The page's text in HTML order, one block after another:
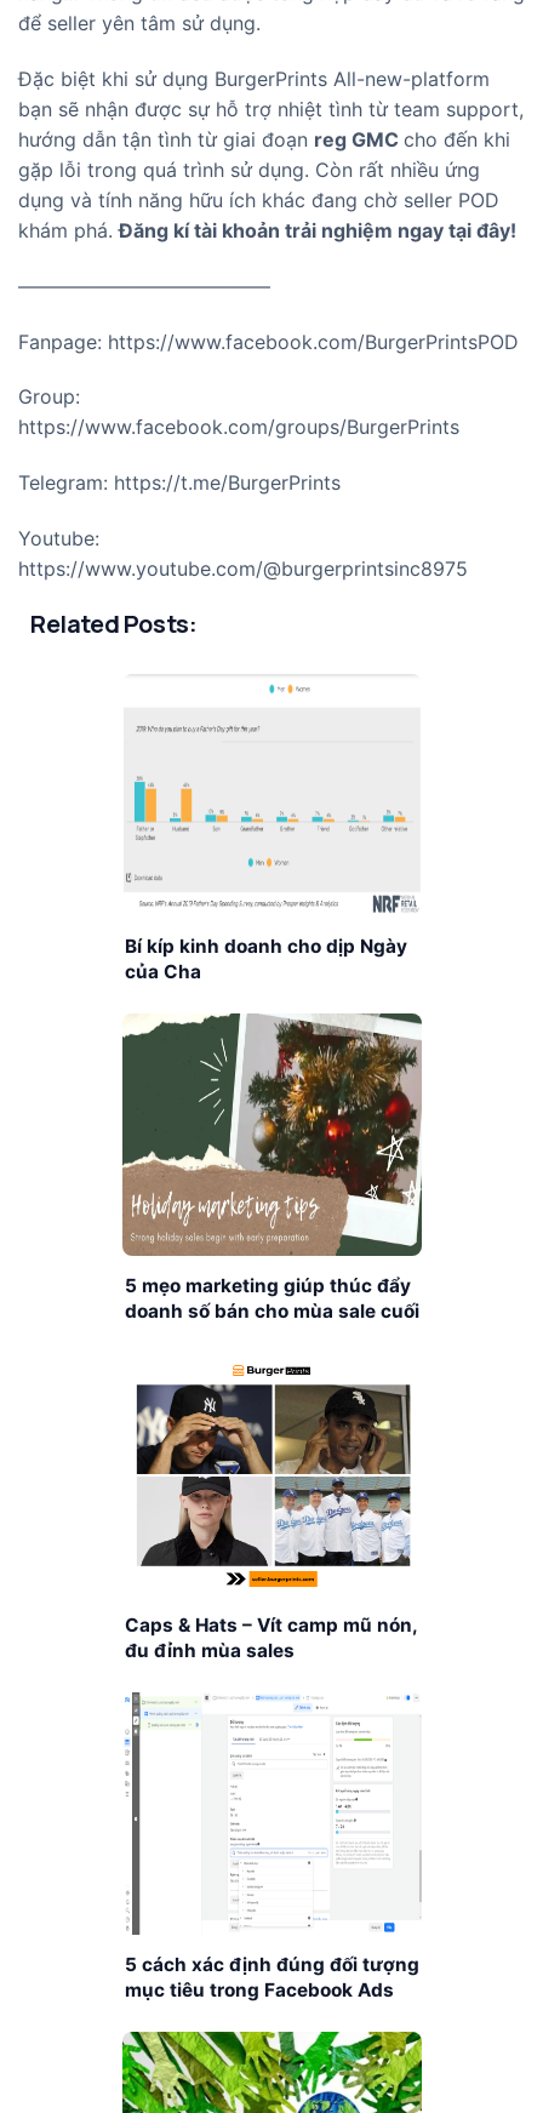
để seller yên tâm sử dụng.
Đặc biệt khi sử dụng BurgerPrints All-new-platform
bạn sẽ nhận được sự hỗ trợ nhiệt tình từ team support,
hướng dẫn tận tình từ giai đoạn reg GMC cho đến khi
gặp lỗi trong quá trình sử dụng. Còn rất nhiều ứng
dụng và tính năng hữu ích khác đang chờ seller POD
khám phá.Đăng kí tài khoản trải nghiệm ngay tại đây!
—————————————
Fanpage: https://www.facebook.com/BurgerPrintsPOD
Group:
https://www.facebook.com/groups/BurgerPrints
Telegram: https://t.me/BurgerPrints
Youtube:
https://www.youtube.com/@burgerprintsinc8975
Related Posts:
Bí kíp kinh doanh cho dịp Ngày
của Cha
5 mẹo marketing giúp thúc đẩy
doanh số bán cho mùa sale cuối
Caps & Hats – Vít camp mũ nón,
đu đỉnh mùa sales
5 cách xác định đúng đối tượng
mục tiêu trong Facebook Ads